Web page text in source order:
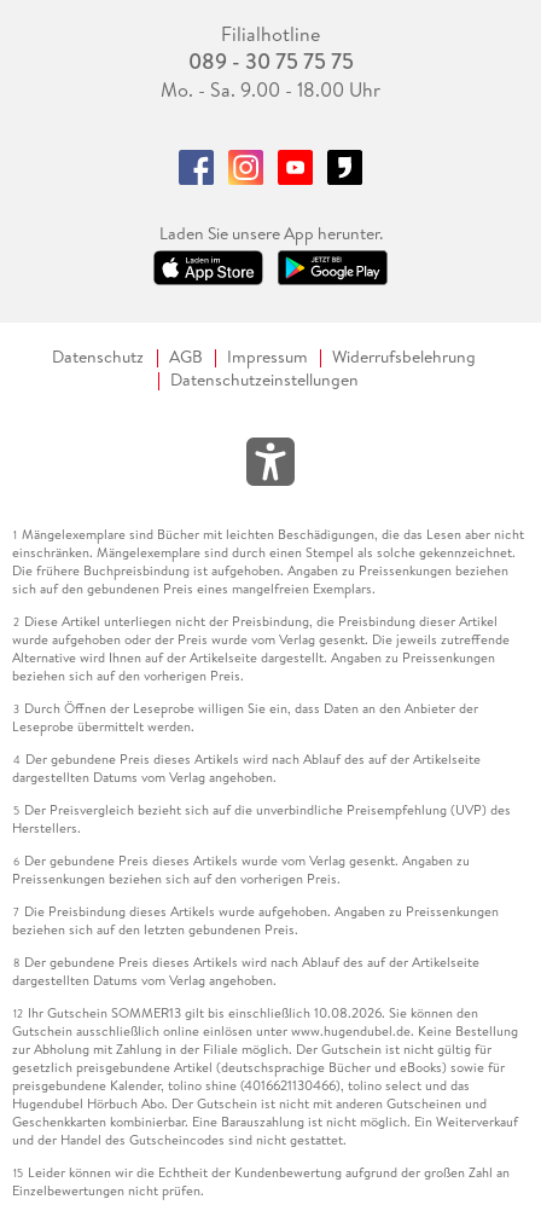
Filialhotline
089 - 30 75 75 75
Mo. - Sa. 9.00 - 18.00 Uhr
Laden Sie unsere App herunter.
Datenschutz AGB Impressum
Widerrufsbelehrung
Datenschutzeinstellungen
1 Mängelexemplare sind Bücher mit leichten Beschädigungen, die das Lesen aber nicht
einschränken. Mängelexemplare sind durch einen Stempel als solche gekennzeichnet.
Die frühere Buchpreisbindung ist aufgehoben. Angaben zu Preissenkungen beziehen
sich auf den gebundenen Preis eines mangelfreien Exemplars.
2 Diese Artikel unterliegen nicht der Preisbindung, die Preisbindung dieser Artikel
wurde aufgehoben oder der Preis wurde vom Verlag gesenkt. Die jeweils zutreffende
Alternative wird Ihnen auf der Artikelseite dargestellt. Angaben zu Preissenkungen
beziehen sich auf den vorherigen Preis.
3 Durch Öffnen der Leseprobe willigen Sie ein, dass Daten an den Anbieter der
Leseprobe übermittelt werden.
4 Der gebundene Preis dieses Artikels wird nach Ablauf des auf der Artikelseite
dargestellten Datums vom Verlag angehoben.
5 Der Preisvergleich bezieht sich auf die unverbindliche Preisempfehlung (UVP) des
Herstellers.
6 Der gebundene Preis dieses Artikels wurde vom Verlag gesenkt. Angaben zu
Preissenkungen beziehen sich auf den vorherigen Preis.
7 Die Preisbindung dieses Artikels wurde aufgehoben. Angaben zu Preissenkungen
beziehen sich auf den letzten gebundenen Preis.
8 Der gebundene Preis dieses Artikels wird nach Ablauf des auf der Artikelseite
dargestellten Datums vom Verlag angehoben.
12 Ihr Gutschein SOMMER13 gilt bis einschließlich 10.08.2026. Sie können den
Gutschein ausschließlich online einlösen unter www.hugendubel.de. Keine Bestellung
zur Abholung mit Zahlung in der Filiale möglich. Der Gutschein ist nicht gültig für
gesetzlich preisgebundene Artikel (deutschsprachige Bücher und eBooks) sowie für
preisgebundene Kalender, tolino shine (4016621130466), tolino select und das
Hugendubel Hörbuch Abo. Der Gutschein ist nicht mit anderen Gutscheinen und
Geschenkkarten kombinierbar. Eine Barauszahlung ist nicht möglich. Ein Weiterverkauf
und der Handel des Gutscheincodes sind nicht gestattet.
15 Leider können wir die Echtheit der Kundenbewertung aufgrund der großen Zahl an
Einzelbewertungen nicht prüfen.